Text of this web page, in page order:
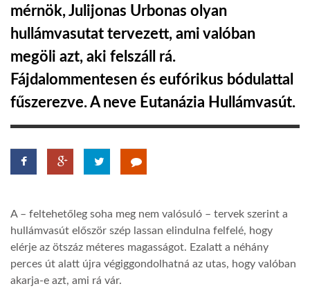
HÍR3D
GLOBOTV
AFRIKA TUDÁSTÁR
A NAP SZÉPE
mérnök, Julijonas Urbonas olyan
hullámvasutat tervezett, ami valóban
megöli azt, aki felszáll rá.
Fájdalommentesen és eufórikus bódulattal
fűszerezve. A neve Eutanázia Hullámvasút.
A – feltehetőleg soha meg nem valósuló – tervek szerint a
hullámvasút először szép lassan elindulna felfelé, hogy
elérje az ötszáz méteres magasságot. Ezalatt a néhány
perces út alatt újra végiggondolhatná az utas, hogy valóban
akarja-e azt, ami rá vár.